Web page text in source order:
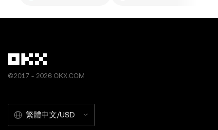
©2017 - 2026 OKX.COM
繁體中文/USD